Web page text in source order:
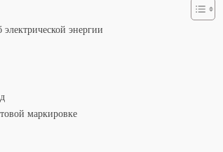
энергии
провод
маркировке